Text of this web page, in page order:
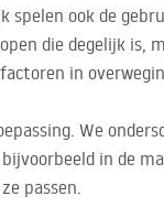
ook de
die degelijk is,
in
We
in de
passen.